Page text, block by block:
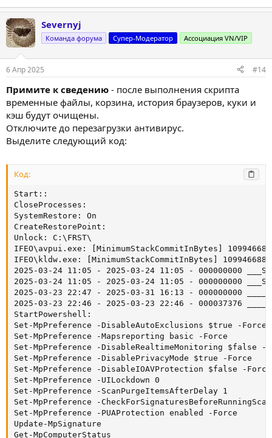
Severnyj
Команда форума Супер-Модератор Ассоциация VN/VIP
6 Апр 2025 #14
Примите к сведению - после выполнения скрипта
временные файлы, корзина, история браузеров, куки и
кэш будут очищены.
Отключите до перезагрузки антивирус.
Выделите следующий код:
Код:
Start::
CloseProcesses:
SystemRestore: On
CreateRestorePoint:
Unlock: C:\FRST\
IFEO\avpui.exe: [MinimumStackCommitInBytes]
IFEO\kldw.exe: [MinimumStackCommitInBytes] 1099466887
2025-03-24 11:05 - 2025-03-24 11:05 - 000000000
2025-03-24 11:05 - 2025-03-24 11:05 - 000000000
2025-03-23 22:47 - 2025-03-31 16:13 - 000000000
2025-03-23 22:46 - 2025-03-23 22:46 - 000037376
StartPowershell:
Set-MpPreference -DisableAutoExclusions $true -Force
Set-MpPreference -Mapsreporting basic -Force
Set-MpPreference -DisableRealtimeMonitoring $false -
Set-MpPreference -DisablePrivacyMode $true -Force
Set-MpPreference -DisableIOAVProtection $false -Force
Set-MpPreference -UILockdown 0
Set-MpPreference -ScanPurgeItemsAfterDelay 1
Set-MpPreference -
Set-MpPreference -PUAProtection enabled -Force
Update-MpSignature
Get-MpComputerStatus